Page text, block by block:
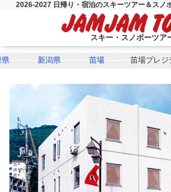
2026-2027 日帰り・宿泊のスキーツアー＆スノ
スキー・スノボーツア
県 新潟県 苗場 苗場プレジ